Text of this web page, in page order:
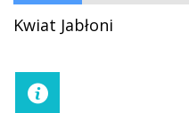
Kwiat Jabłoni